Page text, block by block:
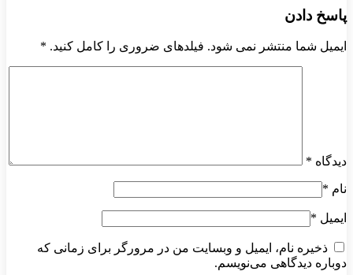
پاسخ دادن
ایمیل شما منتشر نمی شود. فیلدهای ضروری را کامل کنید. *
دیدگاه *
نام *
ایمیل *
ذخیره نام، ایمیل و وبسایت من در مرورگر برای زمانی که
دوباره دیدگاهی می‌نویسم.